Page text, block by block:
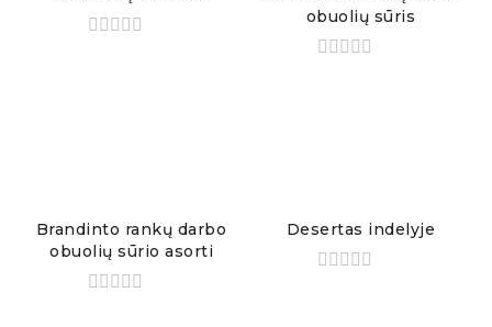
obuolių sūris
Brandinto rankų darbo
obuolių sūrio asorti
Desertas indelyje